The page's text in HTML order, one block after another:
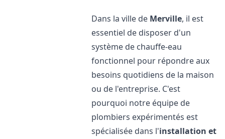
Dans la ville de Merville, il est
essentiel de disposer d'un
système de chauffe-eau
fonctionnel pour répondre aux
besoins quotidiens de la maison
ou de l'entreprise. C'est
pourquoi notre équipe de
plombiers expérimentés est
spécialisée dans l'installation et